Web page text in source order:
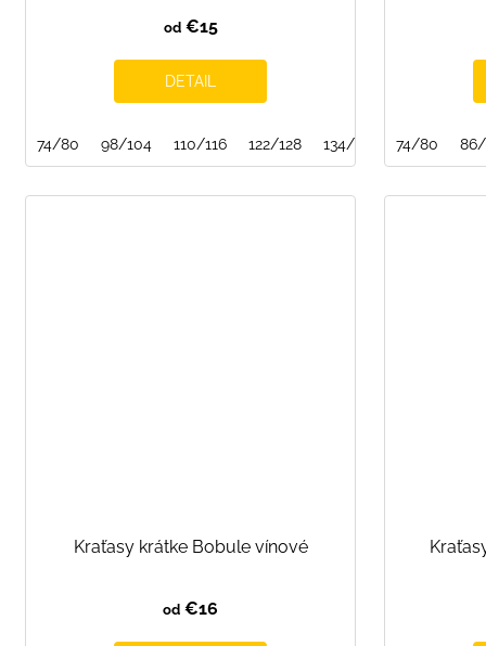
od€15
DETAIL
74/80 98/104 110/116 122/128 134/140 146/152
74/80
Kraťasy krátke Bobule vínové
od €16